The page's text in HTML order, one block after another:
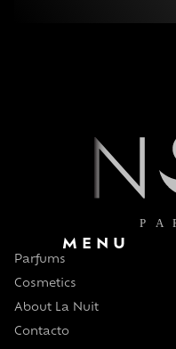
MENU
Parfums
Cosmetics
About La Nuit
Contacto